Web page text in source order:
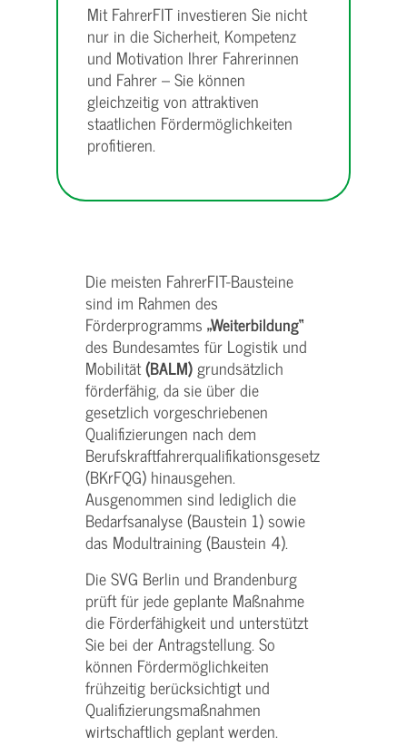
Mit FahrerFIT investieren Sie nicht
nur in die Sicherheit, Kompetenz
und Motivation Ihrer Fahrerinnen
und Fahrer – Sie können
gleichzeitig von attraktiven
staatlichen Fördermöglichkeiten
profitieren.
Die meisten FahrerFIT-Bausteine
sind im Rahmen des
Förderprogramms „Weiterbildung“
des Bundesamtes für Logistik und
Mobilität(BALM)grundsätzlich
förderfähig, da sie über die
gesetzlich vorgeschriebenen
Qualifizierungen nach dem
Berufskraftfahrerqualifikationsgesetz
(BKrFQG) hinausgehen.
Ausgenommen sind lediglich die
Bedarfsanalyse (Baustein 1) sowie
das Modultraining (Baustein 4).
Die SVG Berlin und Brandenburg
prüft für jede geplante Maßnahme
die Förderfähigkeit und unterstützt
Sie bei der Antragstellung. So
können Fördermöglichkeiten
frühzeitig berücksichtigt und
Qualifizierungsmaßnahmen
wirtschaftlich geplant werden.